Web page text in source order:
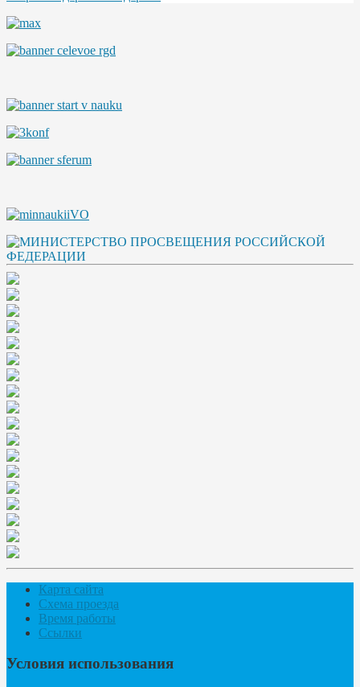
Карта сайта
Схема проезда
Время работы
Ссылки
Условия использования